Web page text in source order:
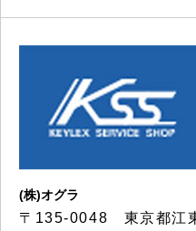
(株)オグラ
〒135-0048 東京都江